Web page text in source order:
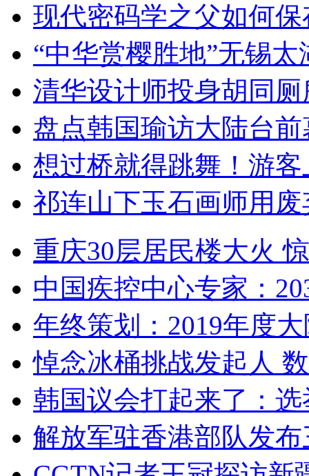
现代密码学之父如何
“中华赏樱胜地”无锡
清华设计师投身胡同
盘点韩国瑜访大陆台
想过桥就得跳舞！游客
祁连山下玉石画师用
重庆30层居民楼大火
中国疾控中心专家：
年终策划：2019年度
悼念冰桶挑战发起人
韩国议会打起来了：
解放军驻香港部队发